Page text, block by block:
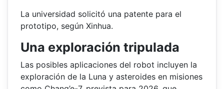
La universidad solicitó una patente para el
prototipo, según Xinhua.
Una exploración tripulada
Las posibles aplicaciones del robot incluyen la
exploración de la Luna y asteroides en misiones